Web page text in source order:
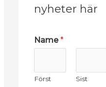
nyheter här
E
m
i
Name*
Först Sist